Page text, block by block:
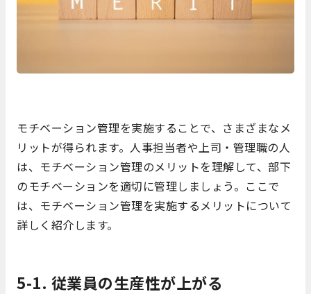
モチベーション管理を実施することで、さまざまなメ
リットが得られます。人事担当者や上司・管理職の人
は、モチベーション管理のメリットを理解して、部下
のモチベーションを適切に管理しましょう。ここで
は、モチベーション管理を実施するメリットについて
詳しく紹介します。
5-1. 従業員の生産性が上がる